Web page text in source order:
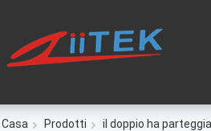
Casa Prodotti il doppio ha